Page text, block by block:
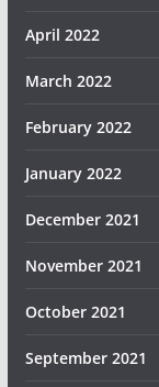
April 2022
March 2022
February 2022
January 2022
December 2021
November 2021
October 2021
September 2021